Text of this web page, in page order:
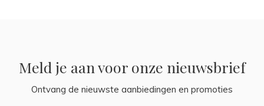
Meld je aan voor onze nieuwsbrief
Ontvang de nieuwste aanbiedingen en promoties